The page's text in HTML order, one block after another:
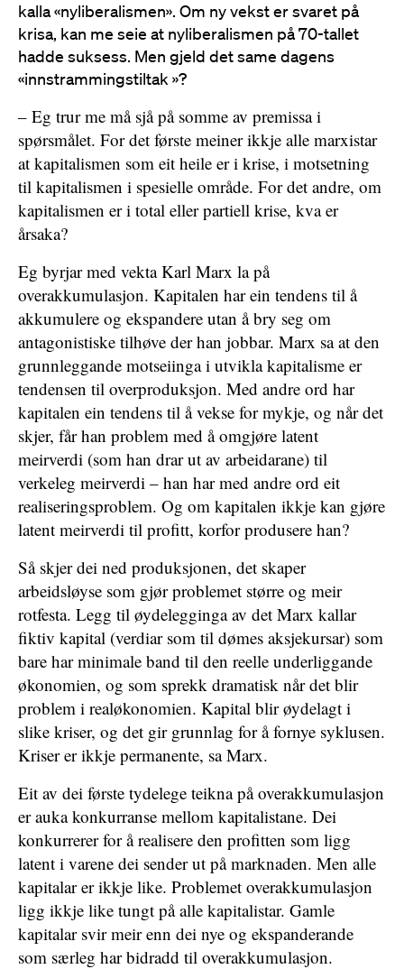
kalla «nyliberalismen». Om ny vekst er svaret på
krisa, kan me seie at nyliberalismen på 70-tallet
hadde suksess. Men gjeld det same dagens
«innstrammingstiltak »?
– Eg trur me må sjå på somme av premissa i
spørsmålet. For det første meiner ikkje alle marxistar
at kapitalismen som eit heile er i krise, i motsetning
til kapitalismen i spesielle område. For det andre, om
kapitalismen er i total eller partiell krise, kva er
årsaka?
Eg byrjar med vekta Karl Marx la på
overakkumulasjon. Kapitalen har ein tendens til å
akkumulere og ekspandere utan å bry seg om
antagonistiske tilhøve der han jobbar. Marx sa at den
grunnleggande motseiinga i utvikla kapitalisme er
tendensen til overproduksjon. Med andre ord har
kapitalen ein tendens til å vekse for mykje, og når det
skjer, får han problem med å omgjøre latent
meirverdi (som han drar ut av arbeidarane) til
verkeleg meirverdi – han har med andre ord eit
realiseringsproblem. Og om kapitalen ikkje kan gjøre
latent meirverdi til profitt, korfor produsere han?
Så skjer dei ned produksjonen, det skaper
arbeidsløyse som gjør problemet større og meir
rotfesta. Legg til øydelegginga av det Marx kallar
fiktiv kapital (verdiar som til dømes aksjekursar) som
bare har minimale band til den reelle underliggande
økonomien, og som sprekk dramatisk når det blir
problem i realøkonomien. Kapital blir øydelagt i
slike kriser, og det gir grunnlag for å fornye syklusen.
Kriser er ikkje permanente, sa Marx.
Eit av dei første tydelege teikna på overakkumulasjon
er auka konkurranse mellom kapitalistane. Dei
konkurrerer for å realisere den profitten som ligg
latent i varene dei sender ut på marknaden. Men alle
kapitalar er ikkje like. Problemet overakkumulasjon
ligg ikkje like tungt på alle kapitalistar. Gamle
kapitalar svir meir enn dei nye og ekspanderande
som særleg har bidradd til overakkumulasjon.